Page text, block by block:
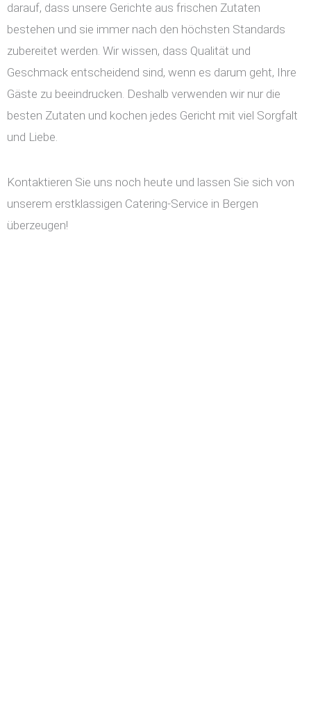
darauf, dass unsere Gerichte aus frischen Zutaten
bestehen und sie immer nach den höchsten Standards
zubereitet werden. Wir wissen, dass Qualität und
Geschmack entscheidend sind, wenn es darum geht, Ihre
Gäste zu beeindrucken. Deshalb verwenden wir nur die
besten Zutaten und kochen jedes Gericht mit viel Sorgfalt
und Liebe.
Kontaktieren Sie uns noch heute und lassen Sie sich von
unserem erstklassigen Catering-Service in Bergen
überzeugen!